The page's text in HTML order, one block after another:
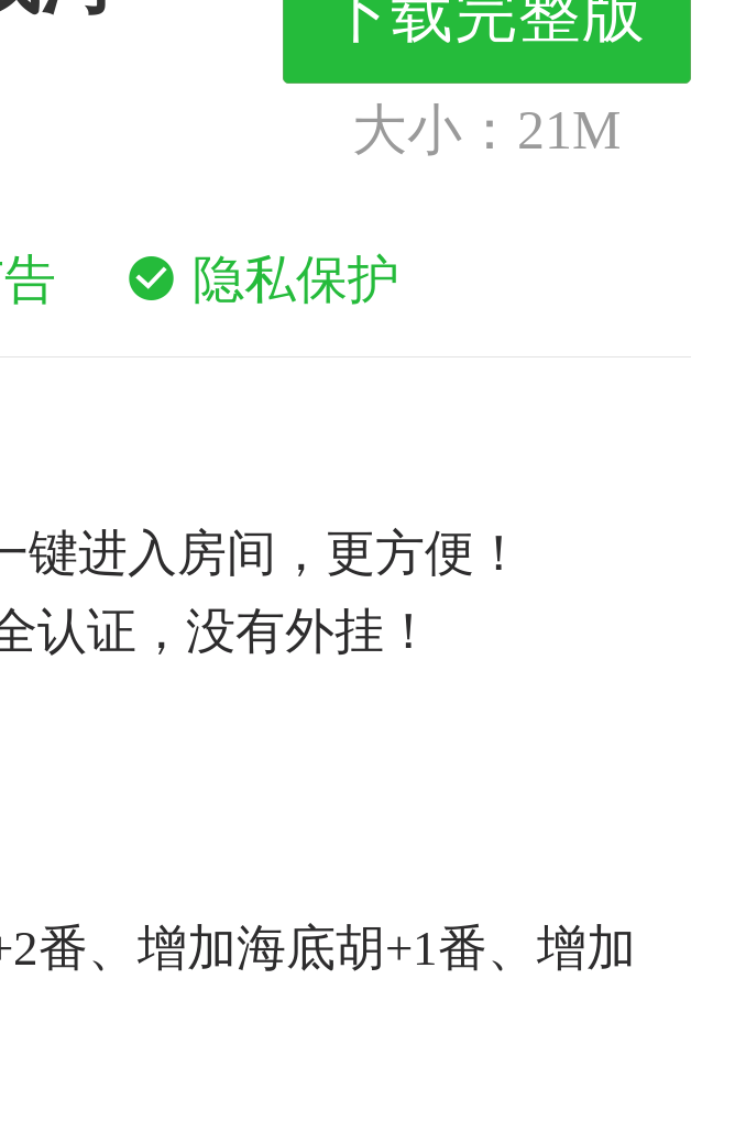
大小： 21M
隐私保护
进入房间，更方便！
认证，没有外挂！
番、增加海底胡+1番、增加